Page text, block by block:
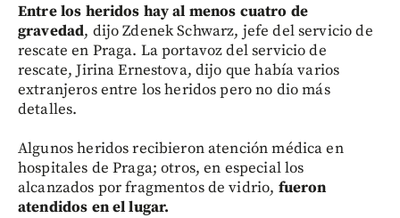
Entre los heridos hay al menos cuatro de
gravedad, dijo Zdenek Schwarz, jefe del servicio de
rescate en Praga. La portavoz del servicio de
rescate, Jirina Ernestova, dijo que había varios
extranjeros entre los heridos pero no dio más
detalles.
Algunos heridos recibieron atención médica en
hospitales de Praga; otros, en especial los
alcanzados por fragmentos de vidrio, fueron
atendidos en el lugar.